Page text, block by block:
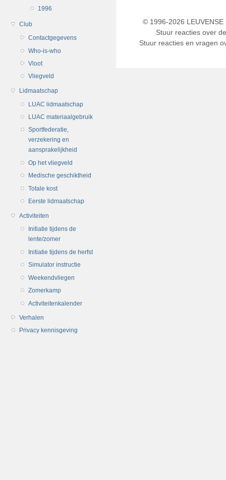
1996
Club
Contactgegevens
Who-is-who
Vloot
Vliegveld
Lidmaatschap
LUAC lidmaatschap
LUAC materiaalgebruik
Sportfederatie,
verzekering en
aansprakelijkheid
Op het vliegveld
Medische geschiktheid
Totale kost
Eerste lidmaatschap
Activiteiten
Initiatie tijdens de
lente/zomer
Initiatie tijdens de herfst
Simulator instructie
Weekendvliegen
Zomerkamp
Activiteitenkalender
Verhalen
Privacy kennisgeving
© 1996-2026
Stuur reacties over
Stuur reacties en vragen